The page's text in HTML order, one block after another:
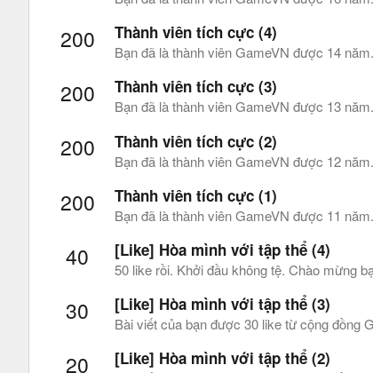
200 Thành viên tích cực (4)
Bạn đã là thành viên GameVN được 14
200 Thành viên tích cực (3)
Bạn đã là thành viên GameVN được 13
200 Thành viên tích cực (2)
Bạn đã là thành viên GameVN được 12
200 Thành viên tích cực (1)
Bạn đã là thành viên GameVN được 11
40 [Like] Hòa mình với tập thể (4)
50 like rồi. Khởi đầu không tệ. Chào mừng
30 [Like] Hòa mình với tập thể (3)
Bài viết của bạn được 30 like từ cộng đồng
20 [Like] Hòa mình với tập thể (2)